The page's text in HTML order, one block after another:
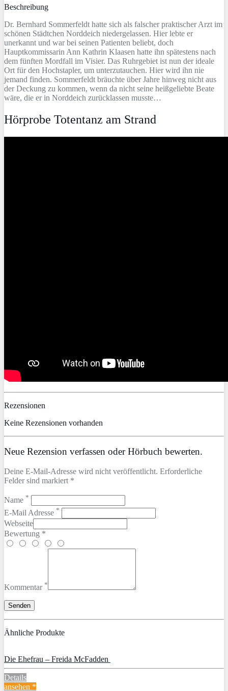
Beschreibung
Dr. Bernhard Sommerfeldt hatte sich als falscher praktischer Arzt im
schönen Städtchen Norddeich niedergelassen. Hier lebte er
unerkannt und war bei seinen Patienten beliebt, doch
Hauptkommissarin Ann Kathrin Klaasen hatte ihn spätestens nach
dem fünften Mordfall im Visier. Das Ruhrgebiet ist nun der ideale
Ort für den Hochstapler, um unterzutauchen. Hier wird ihn nie
jemand finden. Sommerfeldt bräuchte über Jahre hinweg nicht aus
der Deckung zu kommen, wenn da nicht seine heißgeliebte Beate
wäre, die er in Norddeich zurücklassen musste…
Hörprobe Totentanz am Strand
Rezensionen
Keine Rezensionen vorhanden
Neue Rezension verfassen oder Hörbuch bewerten.
Deine E-Mail-Adresse wird nicht veröffentlicht. Erforderliche
Felder sind markiert *
Name *
E-Mail Adresse *
Webseite
Bewertung *
Kommentar *
Ähnliche Produkte
Die Ehefrau – Freida McFadden
Details
ansehen *